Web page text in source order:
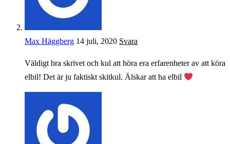
Max Häggberg 14 juli, 2020 Svara
Väldigt bra skrivet och kul att höra era erfarenheter av att köra
elbil! Det är ju faktiskt skitkul. Älskar att ha elbil